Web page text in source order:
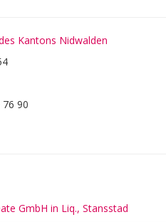
Kantons Nidwalden
90
GmbH in Liq., Stansstad